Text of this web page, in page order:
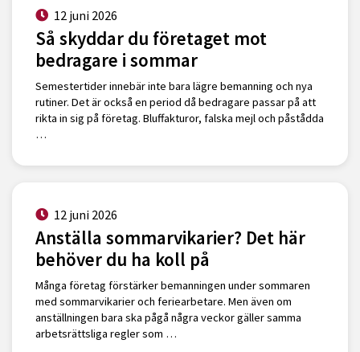
12 juni 2026
Så skyddar du företaget mot
bedragare i sommar
Semestertider innebär inte bara lägre bemanning och nya
rutiner. Det är också en period då bedragare passar på att
rikta in sig på företag. Bluffakturor, falska mejl och påstådda
…
12 juni 2026
Anställa sommarvikarier? Det här
behöver du ha koll på
Många företag förstärker bemanningen under sommaren
med sommarvikarier och feriearbetare. Men även om
anställningen bara ska pågå några veckor gäller samma
arbetsrättsliga regler som …